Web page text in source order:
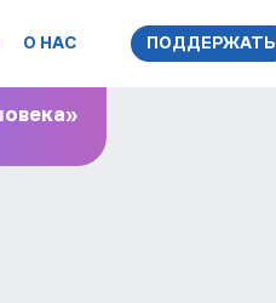
О НАС ПОДДЕРЖАТЬ